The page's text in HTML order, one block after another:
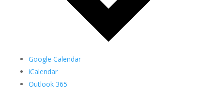
Google Calendar
iCalendar
Outlook 365